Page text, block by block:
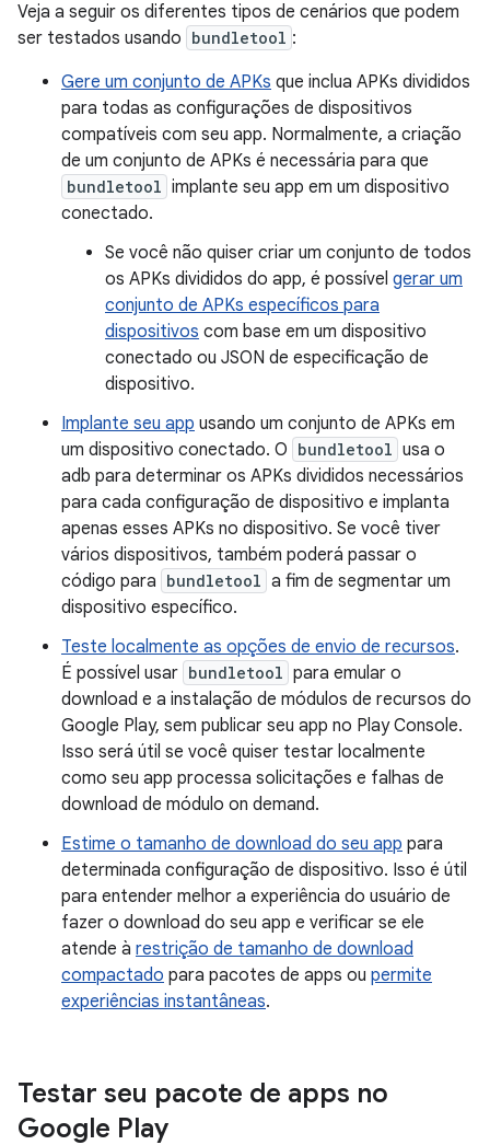
Veja a seguir os diferentes tipos de cenários que podem
ser testados usando bundletool :
Gere um conjunto de APKs que inclua APKs divididos
para todas as configurações de dispositivos
compatíveis com seu app. Normalmente, a criação
de um conjunto de APKs é necessária para que
bundletool implante seu app em um dispositivo
conectado.
Se você não quiser criar um conjunto de todos
os APKs divididos do app, é possível gerar um
conjunto de APKs específicos para
dispositivos com base em um dispositivo
conectado ou JSON de especificação de
dispositivo.
Implante seu app usando um conjunto de APKs em
um dispositivo conectado. O bundletool usa o
adb para determinar os APKs divididos necessários
para cada configuração de dispositivo e implanta
apenas esses APKs no dispositivo. Se você tiver
vários dispositivos, também poderá passar o
código para bundletool a fim de segmentar um
dispositivo específico.
Teste localmente as opções de envio de recursos.
É possível usar bundletool para emular o
download e a instalação de módulos de recursos do
Google Play, sem publicar seu app no Play Console.
Isso será útil se você quiser testar localmente
como seu app processa solicitações e falhas de
download de módulo on demand.
Estime o tamanho de download do seu app para
determinada configuração de dispositivo. Isso é útil
para entender melhor a experiência do usuário de
fazer o download do seu app e verificar se ele
atende à restrição de tamanho de download
compactado para pacotes de apps ou permite
experiências instantâneas.
Testar seu pacote de apps no
Google Play